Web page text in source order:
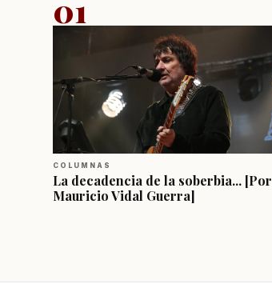
01
COLUMNAS
La decadencia de la soberbia... [Por
Mauricio Vidal Guerra]